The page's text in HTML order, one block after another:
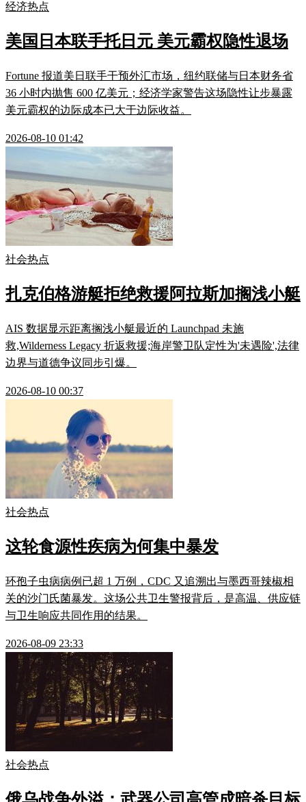
经济热点
美国日本联手托日元 美元霸权隐性退场
Fortune 报道美日联手干预外汇市场，纽约联储与日本财务省
36 小时内抛售 600 亿美元；经济学家警告这场隐性让步暴露
美元霸权的边际成本已大于边际收益。
2026-08-10 01:42
社会热点
扎克伯格游艇拒绝救援阿拉斯加搁浅小艇
AIS 数据显示距离搁浅小艇最近的 Launchpad 未施
救,Wilderness Legacy 折返救援;海岸警卫队定性为'未遇险',法律
边界与道德争议同步引爆。
2026-08-10 00:37
社会热点
这轮食源性疾病为何集中暴发
环孢子虫病病例已超 1 万例，CDC 又追溯出与墨西哥辣椒相
关的沙门氏菌暴发。这场公共卫生警报背后，是高温、供应链
与卫生响应共同作用的结果。
2026-08-09 23:33
社会热点